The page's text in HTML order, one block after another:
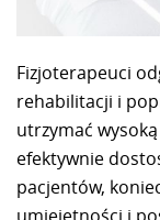
Fizjoterapeuci
rehabilitacji i
utrzymać
efektywnie
pacjentów,